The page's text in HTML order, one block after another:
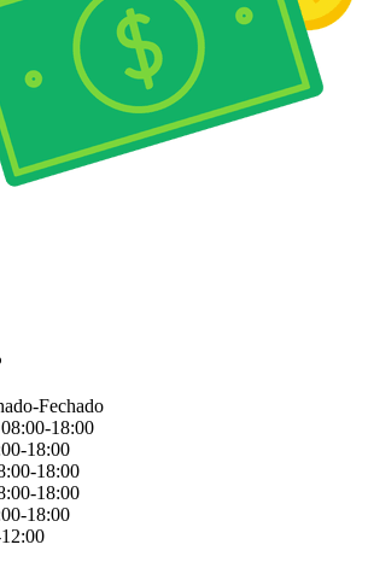
Fechado
18:00
18:00
18:00
18:00
18:00